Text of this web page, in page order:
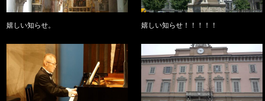
嬉しい知らせ。 嬉しい知らせ！！！！！